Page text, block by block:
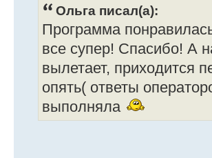
Ольга писал(а):
Программа
все супер! Спасибо! А
вылетает, приходится
опять( ответы
выполняла